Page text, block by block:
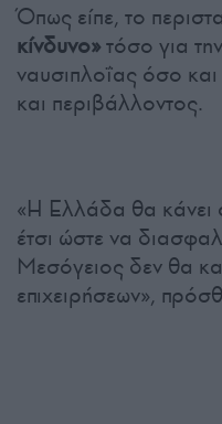
Όπως είπε, το
κίνδυνο»τόσο για
ναυσιπλοΐας όσο
και περιβάλλοντος.
«Η Ελλάδα θα κάνει
έτσι ώστε να
Μεσόγειος δεν θα
επιχειρήσεων»,